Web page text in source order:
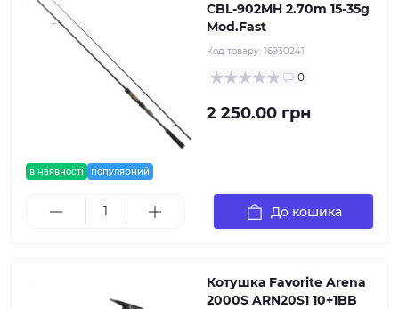
в наявності популярний
CBL-902MH 2.70m 15-35g
Mod.Fast
Код товару: 16930241
0
2 250.00 грн
До кошика
Котушка Favorite Arena
2000S ARN20S1 10+1BB